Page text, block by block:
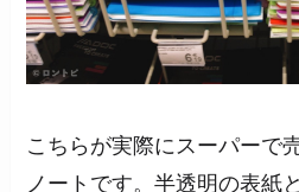
こちらが実際にスーパーで
ノートです。半透明の表紙